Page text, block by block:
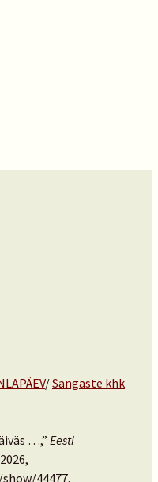
/Sangaste khk
…,” Eesti
44477.